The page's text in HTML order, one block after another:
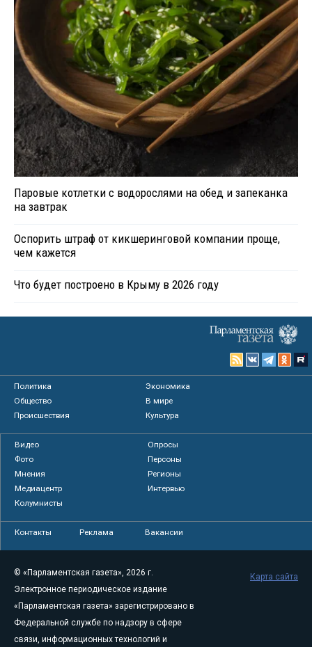
Паровые котлетки с водорослями на обед и запеканка
на завтрак
Оспорить штраф от кикшеринговой компании проще,
чем кажется
Что будет построено в Крыму в 2026 году
Политика
Экономика
Общество
В мире
Происшествия
Культура
Видео
Опросы
Фото
Персоны
Мнения
Регионы
Медиацентр
Интервью
Колумнисты
Контакты Реклама Вакансии
© «Парламентская газета», 2026 г.
Электронное периодическое издание
«Парламентская газета» зарегистрировано в
Федеральной службе по надзору в сфере
связи, информационных технологий и
Карта сайта